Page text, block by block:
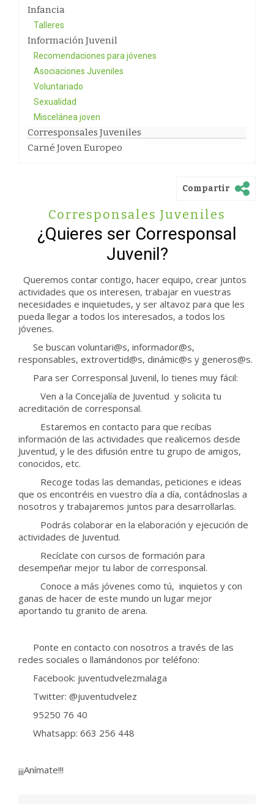
Infancia
Talleres
Información Juvenil
Recomendaciones para jóvenes
Asociaciones Juveniles
Voluntariado
Sexualidad
Miscelánea joven
Corresponsales Juveniles
Carné Joven Europeo
Compartir
Corresponsales Juveniles
¿Quieres ser Corresponsal
Juvenil?
Queremos contar contigo, hacer equipo, crear juntos
actividades que os interesen, trabajar en vuestras
necesidades e inquietudes, y ser altavoz para que les
pueda llegar a todos los interesados, a todos los
jóvenes.
Se buscan voluntari@s, informador@s,
responsables, extrovertid@s, dinámic@s y generos@s.
Para ser Corresponsal Juvenil, lo tienes muy fácil:
Ven a la Concejalía de Juventud y solicita tu
acreditación de corresponsal.
Estaremos en contacto para que recibas
información de las actividades que realicemos desde
Juventud, y le des difusión entre tu grupo de amigos,
conocidos, etc.
Recoge todas las demandas, peticiones e ideas
que os encontréis en vuestro día a día, contádnoslas a
nosotros y trabajaremos juntos para desarrollarlas.
Podrás colaborar en la elaboración y ejecución de
actividades de Juventud.
Recíclate con cursos de formación para
desempeñar mejor tu labor de corresponsal.
Conoce a más jóvenes como tú, inquietos y con
ganas de hacer de este mundo un lugar mejor
aportando tu granito de arena.
Ponte en contacto con nosotros a través de las
redes sociales o llamándonos por teléfono:
Facebook: juventudvelezmalaga
Twitter: @juventudvelez
95250 76 40
Whatsapp: 663 256 448
¡¡¡Anímate!!!